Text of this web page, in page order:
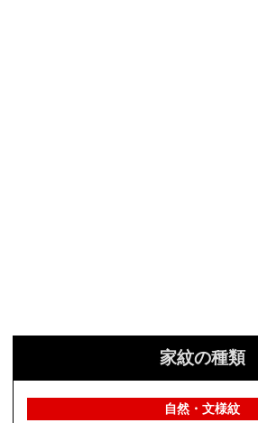
家紋の種類
自然・文様紋